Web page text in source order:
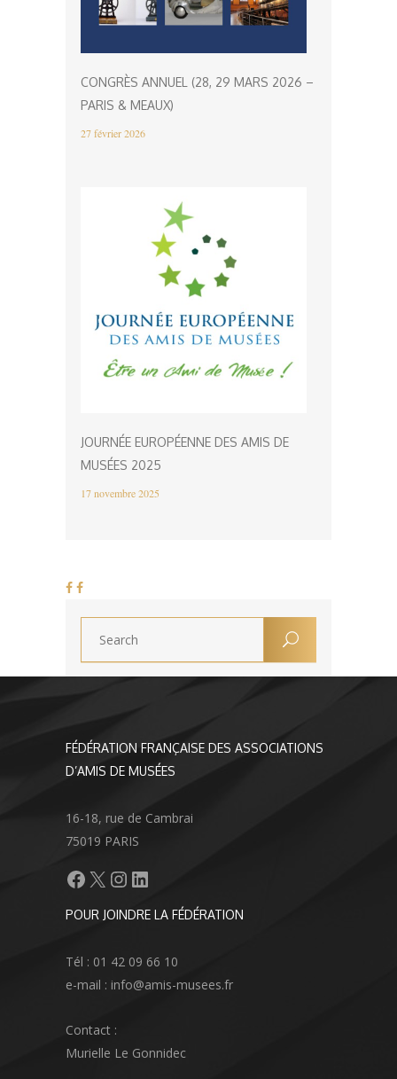
CONGRÈS ANNUEL (28, 29 MARS 2026 –
PARIS & MEAUX)
27 février 2026
JOURNÉE EUROPÉENNE DES AMIS DE
MUSÉES 2025
17 novembre 2025
FÉDÉRATION FRANÇAISE DES ASSOCIATIONS
D’AMIS DE MUSÉES
16-18, rue de Cambrai
75019 PARIS
Facebook
X Instagram
LinkedIn
POUR JOINDRE LA FÉDÉRATION
Tél : 01 42 09 66 10
e-mail : info@amis-musees.fr
Contact :
Murielle Le Gonnidec